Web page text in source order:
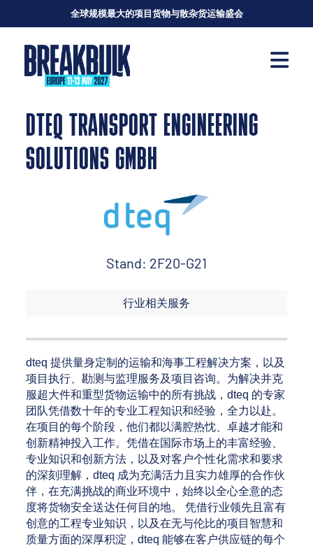
全球规模最大的项目货物与散杂货运输盛会
DTEQ TRANSPORT ENGINEERING
SOLUTIONS GMBH
Stand: 2F20-G21
行业相关服务
dteq 提供量身定制的运输和海事工程解决方案，以及
项目执行、勘测与监理服务及项目咨询。为解决并克
服超大件和重型货物运输中的所有挑战，dteq 的专家
团队凭借数十年的专业工程知识和经验，全力以赴。
在项目的每个阶段，他们都以满腔热忱、卓越才能和
创新精神投入工作。凭借在国际市场上的丰富经验、
专业知识和创新方法，以及对客户个性化需求和要求
的深刻理解，dteq 成为充满活力且实力雄厚的合作伙
伴，在充满挑战的商业环境中，始终以全心全意的态
度将货物安全送达任何目的地。 凭借行业领先且富有
创意的工程专业知识，以及在无与伦比的项目智慧和
质量方面的深厚积淀，dteq 能够在客户供应链的每个